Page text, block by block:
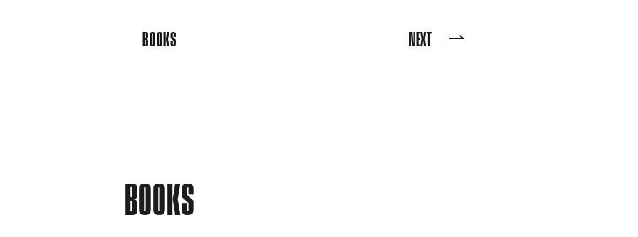
BOOKS NEXT
BOOKS